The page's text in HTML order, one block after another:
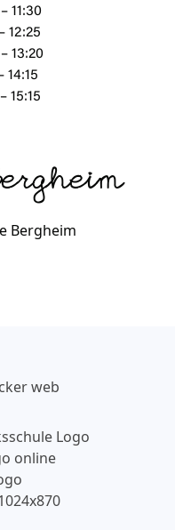
Bergheim
11:30
12:25
13:20
14:15
15:15